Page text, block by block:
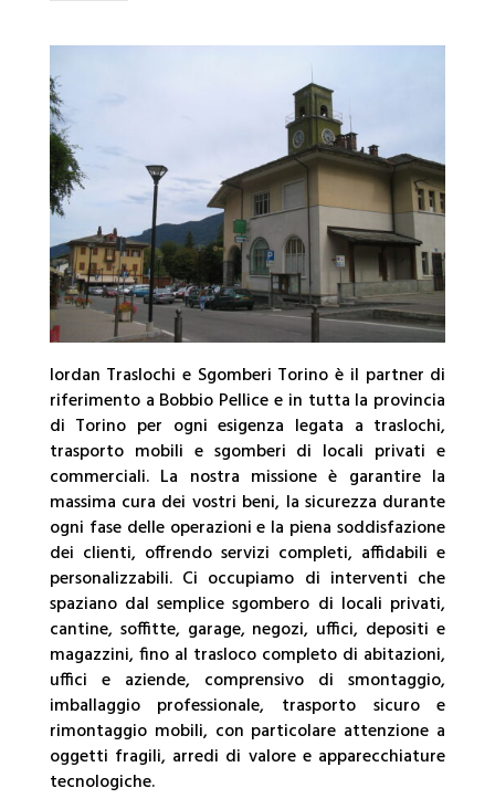
Iordan Traslochi e Sgomberi Torino è il partner di
riferimento a Bobbio Pellice e in tutta la provincia
di Torino per ogni esigenza legata a traslochi,
trasporto mobili e sgomberi di locali privati e
commerciali. La nostra missione è garantire la
massima cura dei vostri beni, la sicurezza durante
ogni fase delle operazioni e la piena soddisfazione
dei clienti, offrendo servizi completi, affidabili e
personalizzabili. Ci occupiamo di interventi che
spaziano dal semplice sgombero di locali privati,
cantine, soffitte, garage, negozi, uffici, depositi e
magazzini, fino al trasloco completo di abitazioni,
uffici e aziende, comprensivo di smontaggio,
imballaggio professionale, trasporto sicuro e
rimontaggio mobili, con particolare attenzione a
oggetti fragili, arredi di valore e apparecchiature
tecnologiche.